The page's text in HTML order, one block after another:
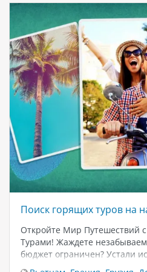
Поиск горящих туров на
Откройте Мир Путешествий
Турами! Жаждете
бюджет ограничен? Устали